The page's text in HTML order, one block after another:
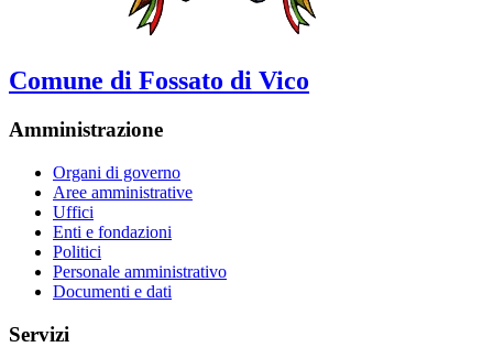
Comune di Fossato di Vico
Amministrazione
Organi di governo
Aree amministrative
Uffici
Enti e fondazioni
Politici
Personale amministrativo
Documenti e dati
Servizi